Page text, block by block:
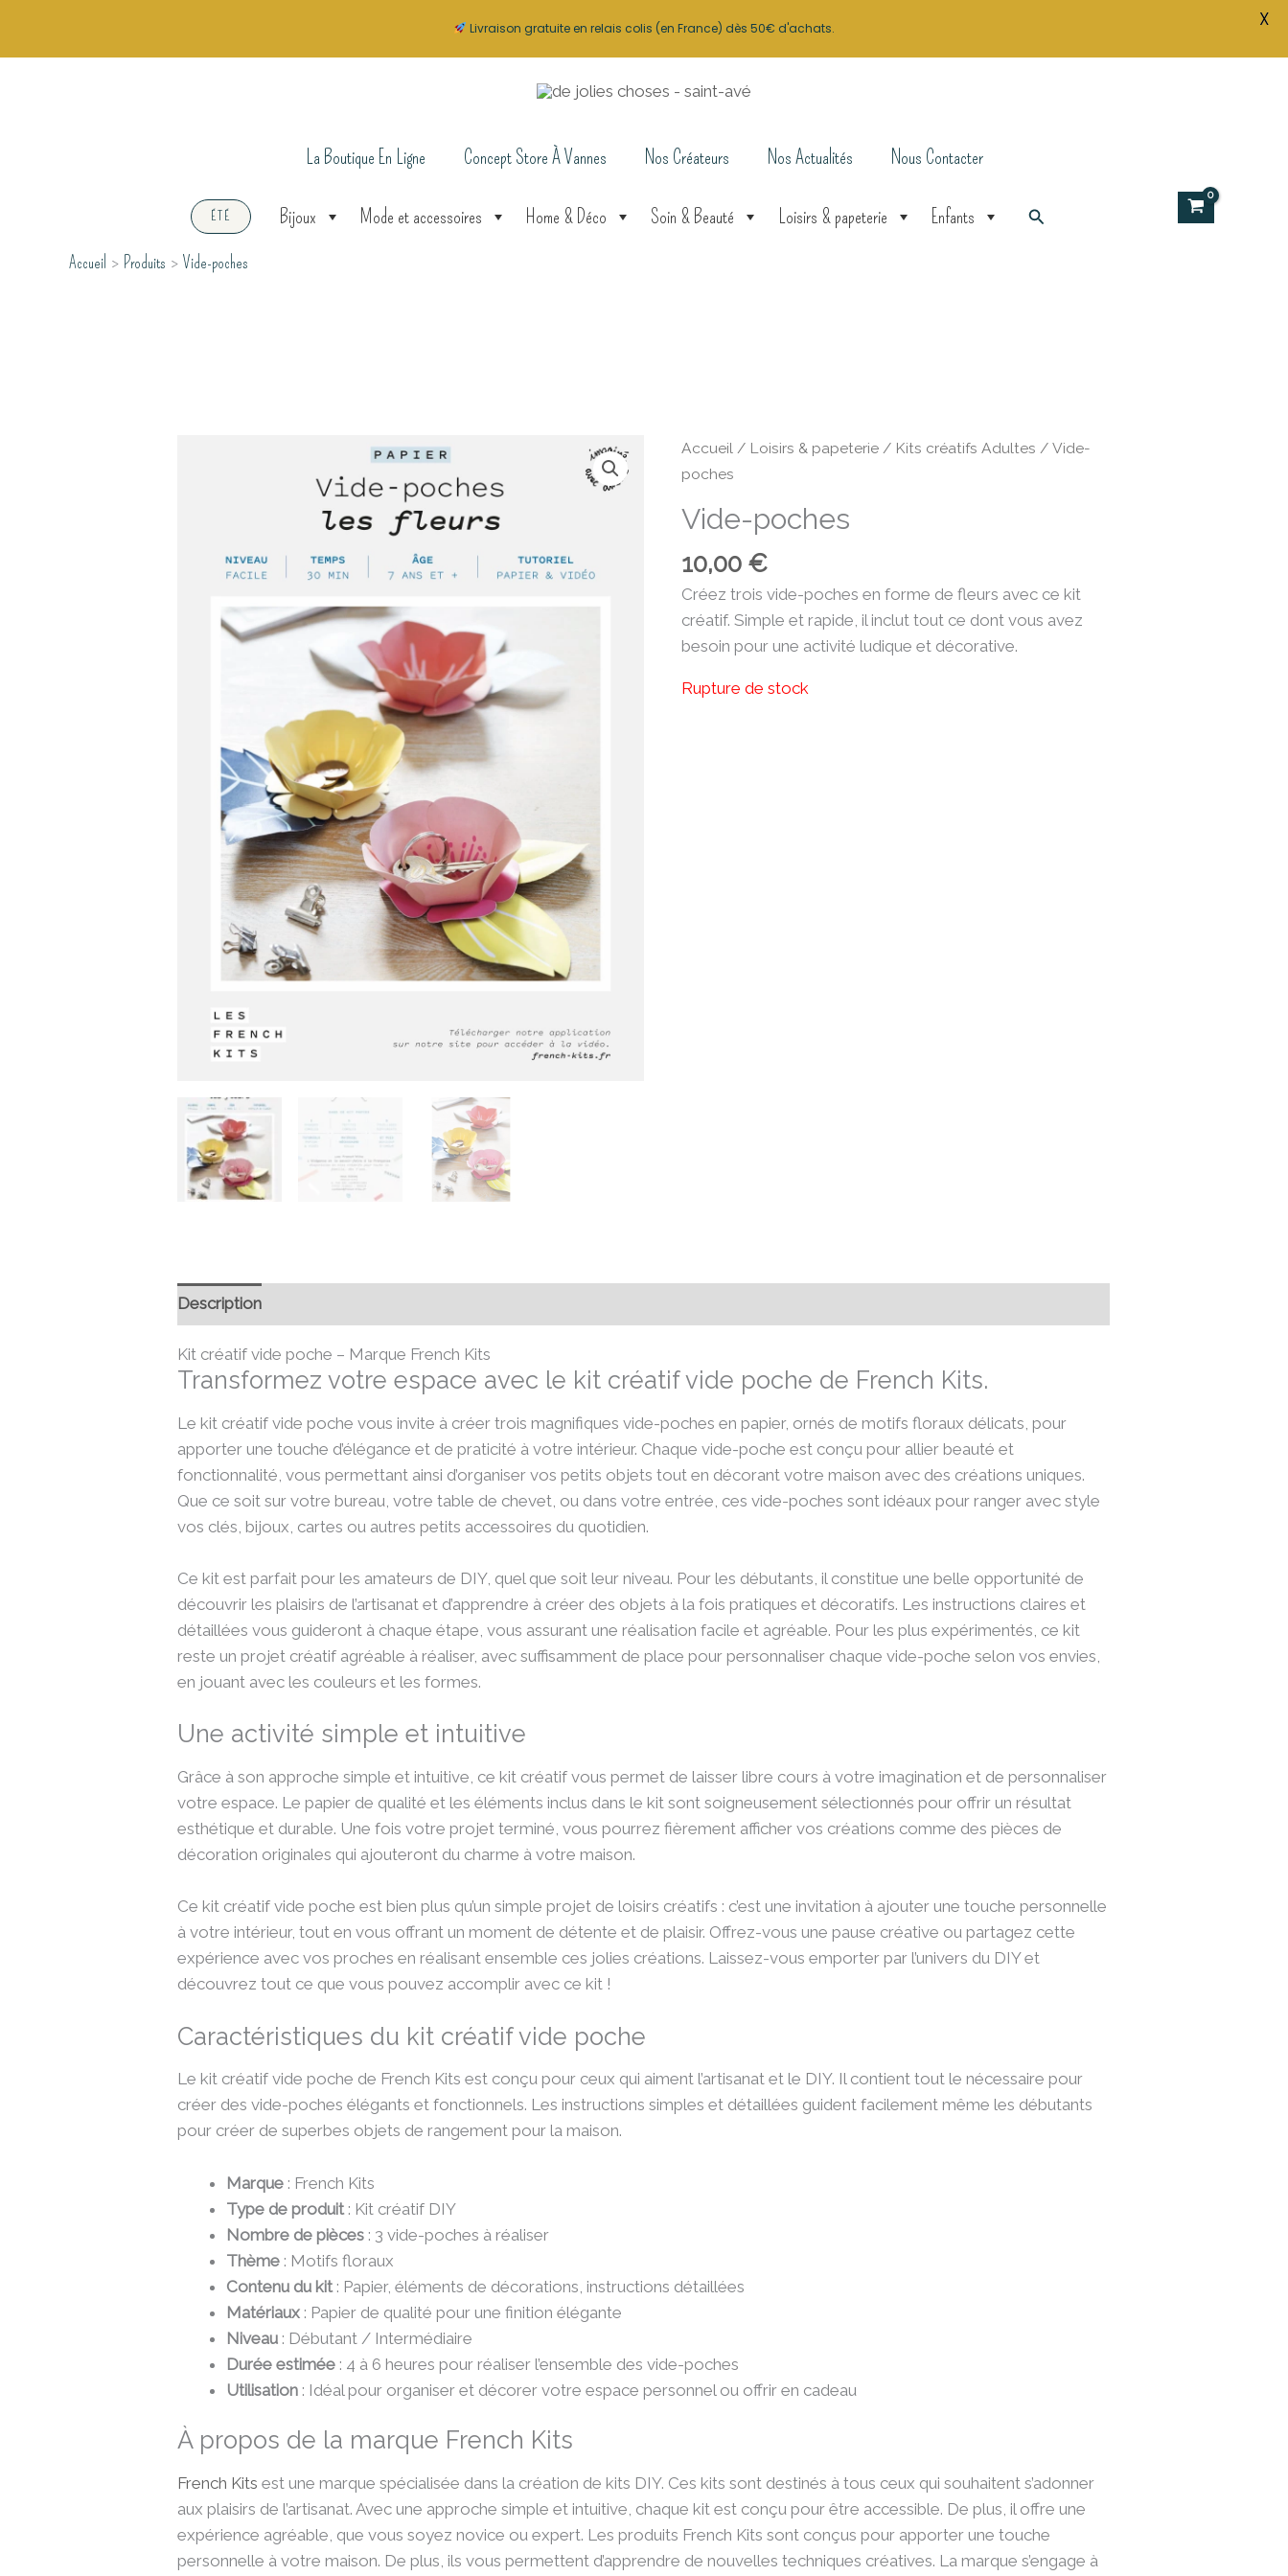
La Boutique En Ligne Concept Store À Vannes Nos Créateurs Nos Actualités Nous Contacter
ÉTÉ Bijoux Mode et accessoires Home & Déco Soin & Beauté Loisirs & papeterie Enfants Rechercher
Accueil Produits Vide-poches
Accueil/ Loisirs & papeterie/ Kits créatifs Adultes / Vide-
poches
Vide-poches
10,00 €
Créez trois vide-poches en forme de fleurs avec ce kit
créatif. Simple et rapide, il inclut tout ce dont vous avez
besoin pour une activité ludique et décorative.
Rupture de stock
Description
Kit créatif vide poche – Marque French Kits
Transformez votre espace avec le kit créatif vide poche de French Kits.
Le kit créatif vide poche vous invite à créer trois magnifiques vide-poches en papier, ornés de motifs floraux délicats, pour
apporter une touche d’élégance et de praticité à votre intérieur. Chaque vide-poche est conçu pour allier beauté et
fonctionnalité, vous permettant ainsi d’organiser vos petits objets tout en décorant votre maison avec des créations uniques.
Que ce soit sur votre bureau, votre table de chevet, ou dans votre entrée, ces vide-poches sont idéaux pour ranger avec style
vos clés, bijoux, cartes ou autres petits accessoires du quotidien.
Ce kit est parfait pour les amateurs de DIY, quel que soit leur niveau. Pour les débutants, il constitue une belle opportunité de
découvrir les plaisirs de l’artisanat et d’apprendre à créer des objets à la fois pratiques et décoratifs. Les instructions claires et
détaillées vous guideront à chaque étape, vous assurant une réalisation facile et agréable. Pour les plus expérimentés, ce kit
reste un projet créatif agréable à réaliser, avec suffisamment de place pour personnaliser chaque vide-poche selon vos envies,
en jouant avec les couleurs et les formes.
Une activité simple et intuitive
Grâce à son approche simple et intuitive, ce kit créatif vous permet de laisser libre cours à votre imagination et de personnaliser
votre espace. Le papier de qualité et les éléments inclus dans le kit sont soigneusement sélectionnés pour offrir un résultat
esthétique et durable. Une fois votre projet terminé, vous pourrez fièrement afficher vos créations comme des pièces de
décoration originales qui ajouteront du charme à votre maison.
Ce kit créatif vide poche est bien plus qu’un simple projet de loisirs créatifs : c’est une invitation à ajouter une touche personnelle
à votre intérieur, tout en vous offrant un moment de détente et de plaisir. Offrez-vous une pause créative ou partagez cette
expérience avec vos proches en réalisant ensemble ces jolies créations. Laissez-vous emporter par l’univers du DIY et
découvrez tout ce que vous pouvez accomplir avec ce kit !
Caractéristiques du kit créatif vide poche
Le kit créatif vide poche de French Kits est conçu pour ceux qui aiment l’artisanat et le DIY. Il contient tout le nécessaire pour
créer des vide-poches élégants et fonctionnels. Les instructions simples et détaillées guident facilement même les débutants
pour créer de superbes objets de rangement pour la maison.
Marque : French Kits
Type de produit: Kit créatif DIY
Nombre de pièces : 3 vide-poches à réaliser
Thème : Motifs floraux
Contenu du kit: Papier, éléments de décorations, instructions détaillées
Matériaux : Papier de qualité pour une finition élégante
Niveau : Débutant / Intermédiaire
Durée estimée : 4 à 6 heures pour réaliser l’ensemble des vide-poches
Utilisation : Idéal pour organiser et décorer votre espace personnel ou offrir en cadeau
À propos de la marque French Kits
French Kits est une marque spécialisée dans la création de kits DIY. Ces kits sont destinés à tous ceux qui souhaitent s’adonner
aux plaisirs de l’artisanat. Avec une approche simple et intuitive, chaque kit est conçu pour être accessible. De plus, il offre une
expérience agréable, que vous soyez novice ou expert. Les produits French Kits sont conçus pour apporter une touche
personnelle à votre maison. De plus, ils vous permettent d’apprendre de nouvelles techniques créatives. La marque s’engage à
Livraison gratuite en relais colis (en France) dès 50€ d'achats. X